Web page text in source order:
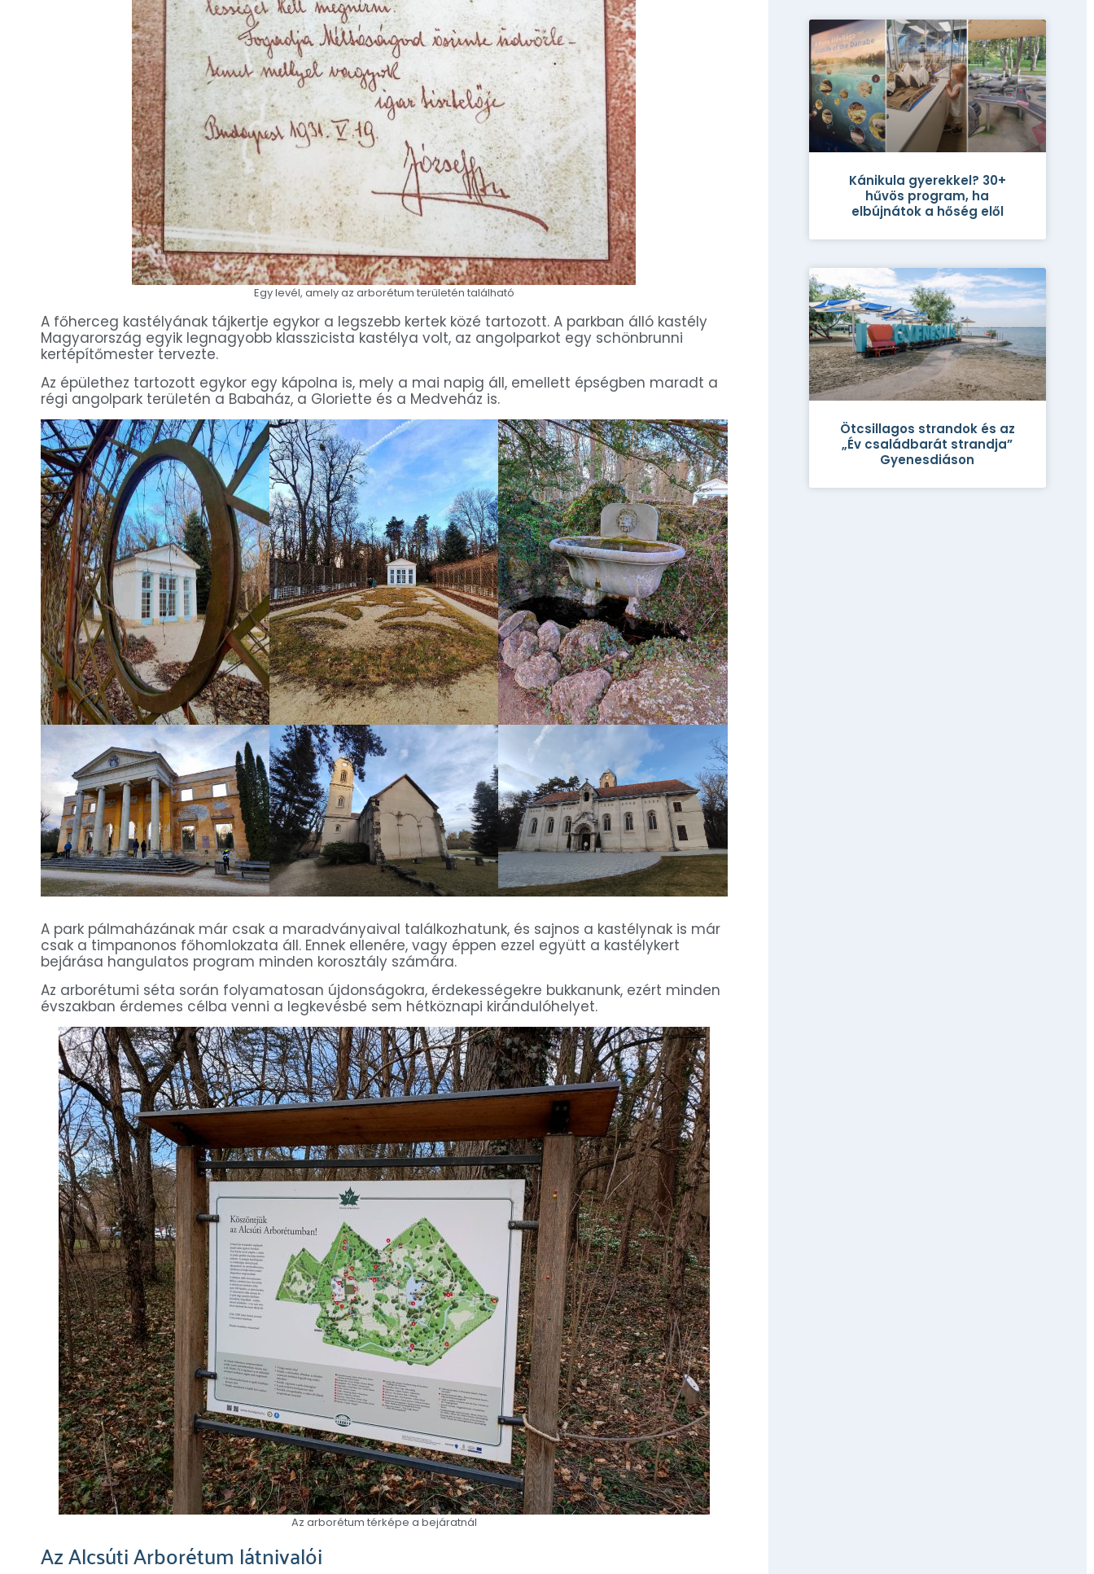
Egy levél, amely az arborétum területén található
A főherceg kastélyának tájkertje egykor a legszebb kertek közé tartozott. A parkban álló kastély
Magyarország egyik legnagyobb klasszicista kastélya volt, az angolparkot egy schönbrunni
kertépítőmester tervezte.
Az épülethez tartozott egykor egy kápolna is, mely a mai napig áll, emellett épségben maradt a
régi angolpark területén a Babaház, a Gloriette és a Medveház is.
A park pálmaházának már csak a maradványaival találkozhatunk, és sajnos a kastélynak is már
csak a timpanonos főhomlokzata áll. Ennek ellenére, vagy éppen ezzel együtt a kastélykert
bejárása hangulatos program minden korosztály számára.
Az arborétumi séta során folyamatosan újdonságokra, érdekességekre bukkanunk, ezért minden
évszakban érdemes célba venni a legkevésbé sem hétköznapi kirándulóhelyet.
Az arborétum térképe a bejáratnál
Az Alcsúti Arborétum látnivalói
Kánikula gyerekkel? 30+
hűvös program, ha
elbújnátok a hőség elől
Ötcsillagos strandok és az
„Év családbarát strandja”
Gyenesdiáson